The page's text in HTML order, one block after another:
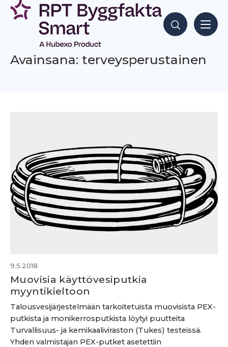
Siirry
sisältöön
Hae sisältöjä
Avainsana: terveysperustainen
9.5.2018
Muovisia käyttövesiputkia
myyntikieltoon
Talousvesijärjestelmään tarkoitetuista muovisista PEX-
putkista ja monikerrosputkista löytyi puutteita
Turvallisuus- ja kemikaaliviraston (Tukes) testeissä.
Yhden valmistajan PEX-putket asetettiin